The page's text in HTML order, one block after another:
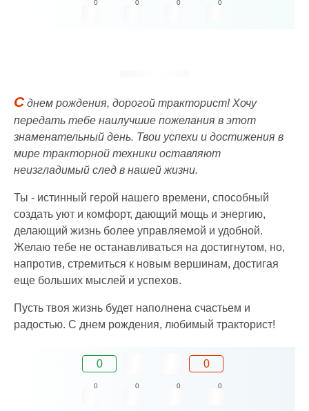
0 0 0 0
Сднем рождения, дорогой тракторист! Хочу
передать тебе наилучшие пожелания в этот
знаменательный день. Твои успехи и достижения в
мире тракторной техники оставляют
неизгладимый след в нашей жизни.
Ты - истинный герой нашего времени, способный
создать уют и комфорт, дающий мощь и энергию,
делающий жизнь более управляемой и удобной.
Желаю тебе не останавливаться на достигнутом, но,
напротив, стремиться к новым вершинам, достигая
еще больших мыслей и успехов.
Пусть твоя жизнь будет наполнена счастьем и
радостью. С днем рождения, любимый тракторист!
0 0
0 0 0 0